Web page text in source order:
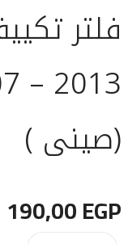
فلتر
– 2013
(صينى )
190,00EGP